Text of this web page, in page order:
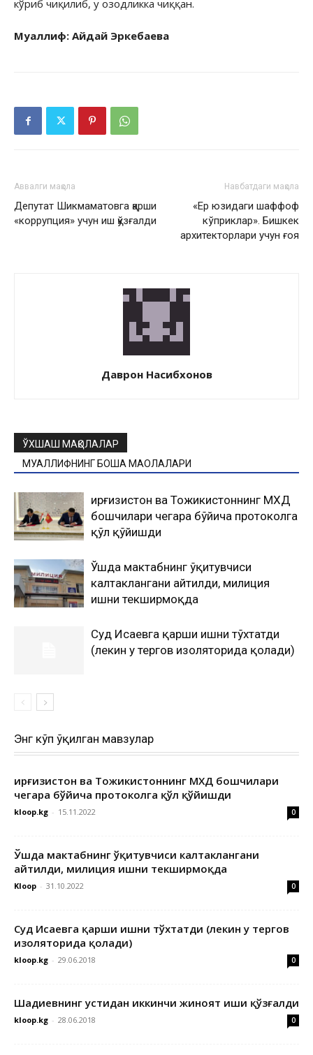
кўриб чиқилиб, у озодликка чиққан.
Муаллиф: Айдай Эркебаева
Аввалги мақола
Депутат Шикмаматовга қарши
«коррупция» учун иш қўзғалди
Навбатдаги мақола
«Ер юзидаги шаффоф
кўприклар». Бишкек
архитекторлари учун ғоя
Даврон Насибхонов
ЎХШАШ МАҚОЛАЛАР
МУАЛЛИФНИНГ БОШҚА МАҚОЛАЛАРИ
Қирғизистон ва Тожикистоннинг МХДҚ
бошчилари чегара бўйича протоколга
қўл қўйишди
Ўшда мактабнинг ўқитувчиси
калтаклангани айтилди, милиция
ишни текширмоқда
Суд Исаевга қарши ишни тўхтатди
(лекин у тергов изоляторида қолади)
Энг кўп ўқилган мавзулар
Қирғизистон ва Тожикистоннинг МХДҚ бошчилари
чегара бўйича протоколга қўл қўйишди
kloop.kg - 15.11.2022 0
Ўшда мактабнинг ўқитувчиси калтаклангани
айтилди, милиция ишни текширмоқда
Kloop - 31.10.2022 0
Суд Исаевга қарши ишни тўхтатди (лекин у тергов
изоляторида қолади)
kloop.kg - 29.06.2018 0
Шадиевнинг устидан иккинчи жиноят иши қўзғалди
kloop.kg - 28.06.2018 0